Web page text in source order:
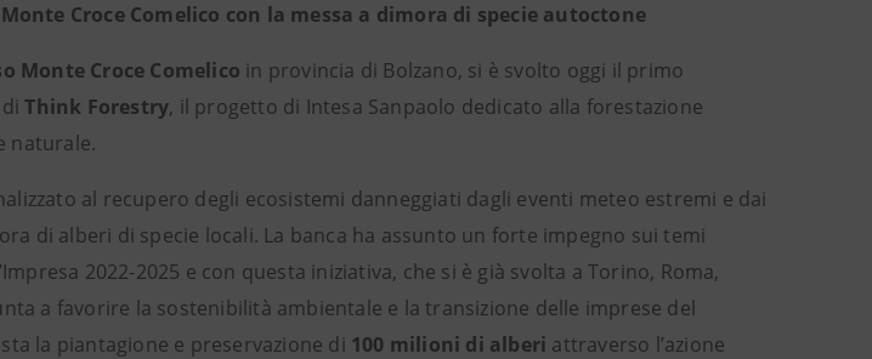
Croce Comelico con la messa a dimora di specie autoctone
Monte Croce Comelico in provincia di Bolzano, si è svolto oggi il primo
diThink Forestry, il progetto di Intesa Sanpaolo dedicato alla forestazione
naturale.
al recupero degli ecosistemi danneggiati dagli eventi meteo estremi e dai
di alberi di specie locali. La banca ha assunto un forte impegno sui temi
2022-2025 e con questa iniziativa, che si è già svolta a Torino, Roma,
a favorire la sostenibilità ambientale e la transizione delle imprese del
la piantagione e preservazione di 100 milioni di alberi attraverso l’azione